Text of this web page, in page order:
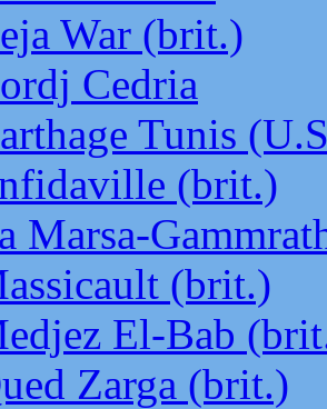
War (brit.)
Cedria
Tunis
(brit.)
Marsa-
(brit.)
El-Bab
Zarga (brit.)